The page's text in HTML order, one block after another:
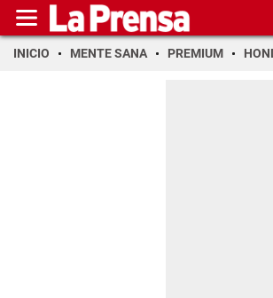
INICIO MENTE SANA PREMIUM